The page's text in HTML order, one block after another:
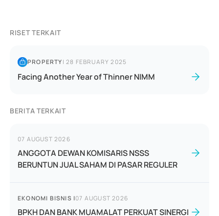
RISET TERKAIT
PROPERTY|28 FEBRUARY 2025
Facing Another Year of Thinner NIMM
BERITA TERKAIT
07 AUGUST 2026
ANGGOTA DEWAN KOMISARIS NSSS
BERUNTUN JUAL SAHAM DI PASAR REGULER
EKONOMI BISNIS |07 AUGUST 2026
BPKH DAN BANK MUAMALAT PERKUAT SINERGI